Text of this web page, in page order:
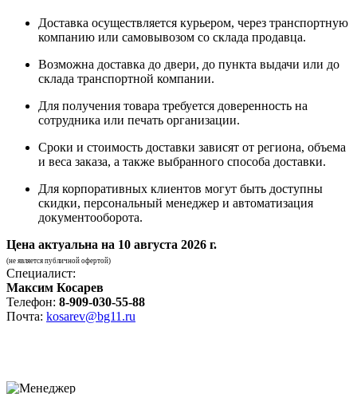
Доставка осуществляется курьером, через транспортную
компанию или самовывозом со склада продавца.
Возможна доставка до двери, до пункта выдачи или до
склада транспортной компании.
Для получения товара требуется доверенность на
сотрудника или печать организации.
Сроки и стоимость доставки зависят от региона, объема
и веса заказа, а также выбранного способа доставки.
Для корпоративных клиентов могут быть доступны
скидки, персональный менеджер и автоматизация
документооборота.
Цена актуальна на 10 августа 2026 г.
(не является публичной офертой)
Специалист:
Максим Косарев
Телефон: 8-909-030-55-88
Почта: kosarev@bg11.ru